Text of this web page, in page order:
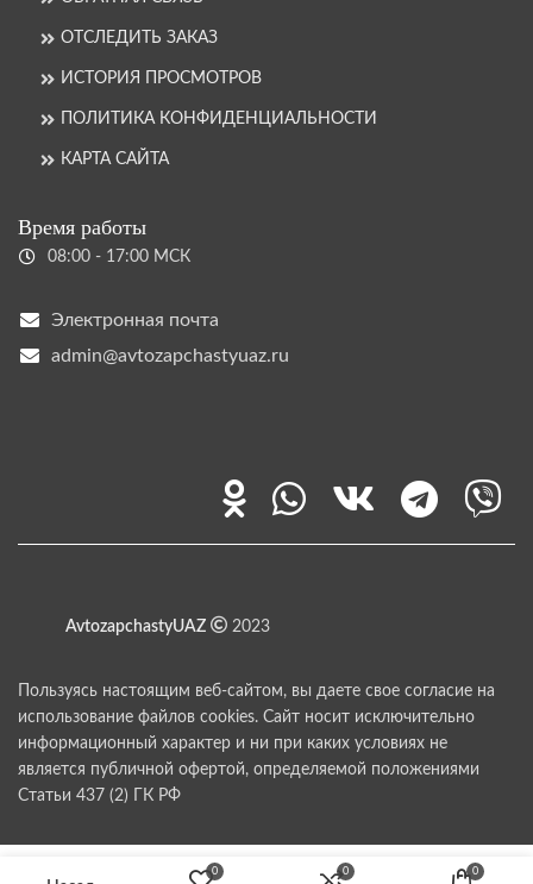
ОТСЛЕДИТЬ ЗАКАЗ
ИСТОРИЯ ПРОСМОТРОВ
ПОЛИТИКА КОНФИДЕНЦИАЛЬНОСТИ
КАРТА САЙТА
Время работы
08:00 - 17:00 МСК
Электронная почта
admin@avtozapchastyuaz.ru
AvtozapchastyUAZ 2023
Пользуясь настоящим веб-сайтом, вы даете свое согласие на
использование файлов cookies. Сайт носит исключительно
информационный характер и ни при каких условиях не
является публичной офертой, определяемой положениями
Статьи 437 (2) ГК РФ
0 0 0